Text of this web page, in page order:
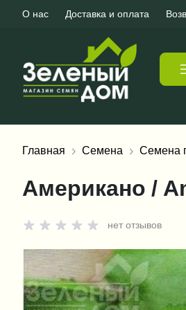
О нас Доставка и оплата
Главная Семена Семена
Американо /
нет отзывов